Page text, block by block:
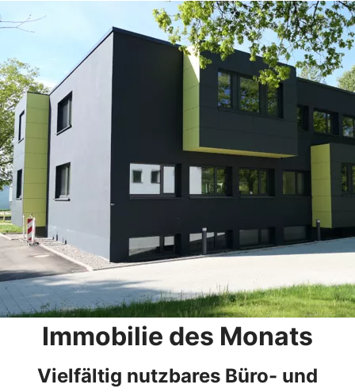
Immobilie des Monats
Vielfältig nutzbares Büro- und